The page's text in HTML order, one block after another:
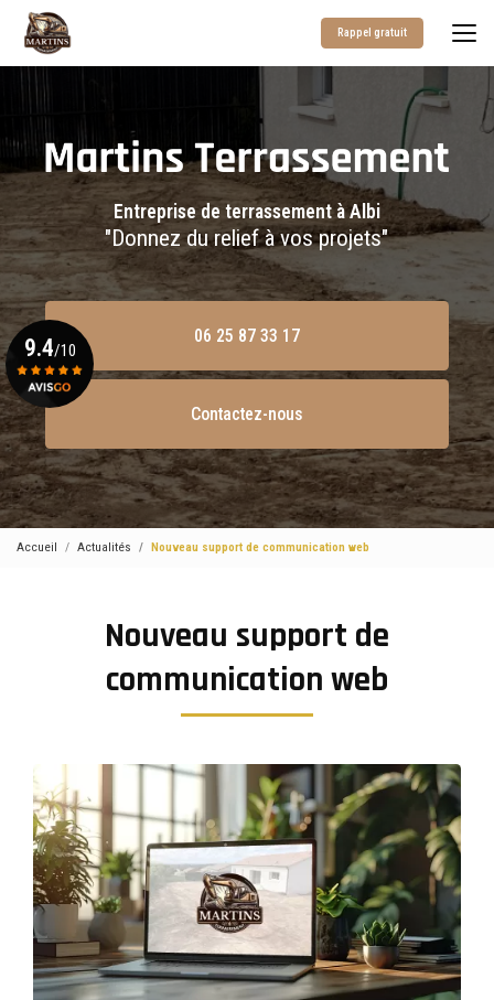
contenu
Rappel gratuit
Entreprise de terrassement à Albi
"Donnez du relief à vos projets"
06 25 87 33 17
Contactez-nous
9.4/10
Voir le certificat
Accueil Actualités Nouveau support de communication web
Nouveau support de
communication web